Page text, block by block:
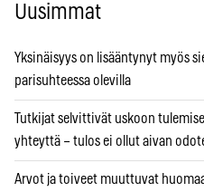
Uusimmat
Yksinäisyys on lisääntynyt myös
parisuhteessa olevilla
Tutkijat selvittivät uskoon
yhteyttä – tulos ei ollut aivan
Arvot ja toiveet muuttuvat